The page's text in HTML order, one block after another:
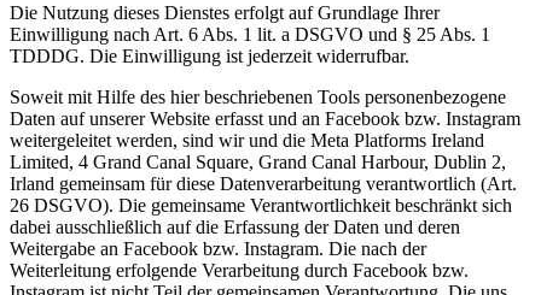
Die Nutzung dieses Dienstes erfolgt auf Grundlage Ihrer
Einwilligung nach Art. 6 Abs. 1 lit. a DSGVO und § 25 Abs. 1
TDDDG. Die Einwilligung ist jederzeit widerrufbar.
Soweit mit Hilfe des hier beschriebenen Tools personenbezogene
Daten auf unserer Website erfasst und an Facebook bzw. Instagram
weitergeleitet werden, sind wir und die Meta Platforms Ireland
Limited, 4 Grand Canal Square, Grand Canal Harbour, Dublin 2,
Irland gemeinsam für diese Datenverarbeitung verantwortlich (Art.
26 DSGVO). Die gemeinsame Verantwortlichkeit beschränkt sich
dabei ausschließlich auf die Erfassung der Daten und deren
Weitergabe an Facebook bzw. Instagram. Die nach der
Weiterleitung erfolgende Verarbeitung durch Facebook bzw.